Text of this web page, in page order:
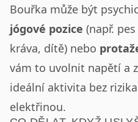
Bouřka může být
jógové pozice (např.
kráva, dítě) nebo
vám to uvolnit napětí a
ideální aktivita bez
elektřinou.